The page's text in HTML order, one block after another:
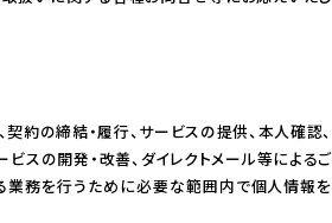
約の締結・履行、サービスの提供、本人確認、
ビスの開発・改善、ダイレクトメール等によるご
業務を行うために必要な範囲内で個人情報を